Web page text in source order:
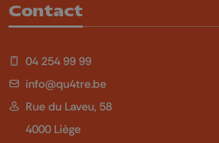
Contact
04 254 99 99
info@qu4tre.be
Rue du Laveu, 58
4000 Liège